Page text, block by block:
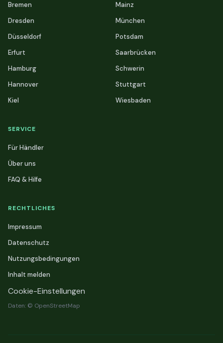
Bremen
Dresden
Düsseldorf
Erfurt
Hamburg
Hannover
Kiel
Mainz
München
Potsdam
Saarbrücken
Schwerin
Stuttgart
Wiesbaden
SERVICE
Für Händler
Über uns
FAQ & Hilfe
RECHTLICHES
Impressum
Datenschutz
Nutzungsbedingungen
Inhalt melden
Cookie-Einstellungen
Daten: © OpenStreetMap